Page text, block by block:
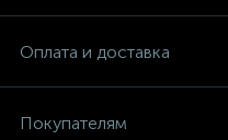
Оплата и доставка
Покупателям